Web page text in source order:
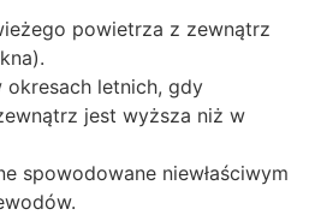
powietrza z zewnątrz
okresach letnich, gdy
jest wyższa niż w
spowodowane niewłaściwym